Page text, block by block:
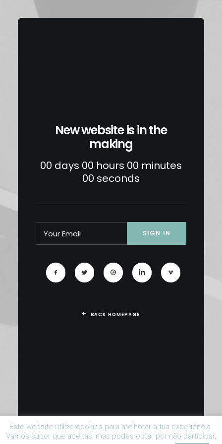
New website is in the
making
00 days 00 hours 00 minutes
00 seconds
BACK HOMEPAGE
Este website utiliza cookies para melhorar a tua experiência.
Vamos supor que aceitas, mas podes optar por não participar,